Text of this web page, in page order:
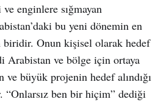
enginlere sığmayan
bu yeni dönemin en
biridir. Onun kişisel olarak hedef
Arabistan ve bölge için ortaya
büyük projenin hedef alındığı
“Onlarsız ben bir hiçim” dediği